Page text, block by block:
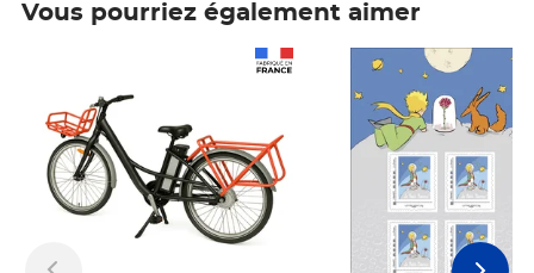
Vous pourriez également aimer
Prix 7,50€